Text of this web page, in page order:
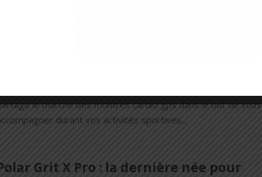
le marché des montres cardio gps dans le but de vous
durant vos activités sportives...
Grit X Pro : la dernière née pour